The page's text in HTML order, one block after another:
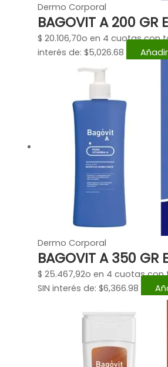
Dermo Corporal
BAGOVIT A 200 GR
$ 20.106,70o en 4 cuotas con
interés de: $5,026.68
Dermo Corporal
BAGOVIT A 350 GR
$ 25.467,92o en 4 cuotas con
SIN interés de: $6,366.98